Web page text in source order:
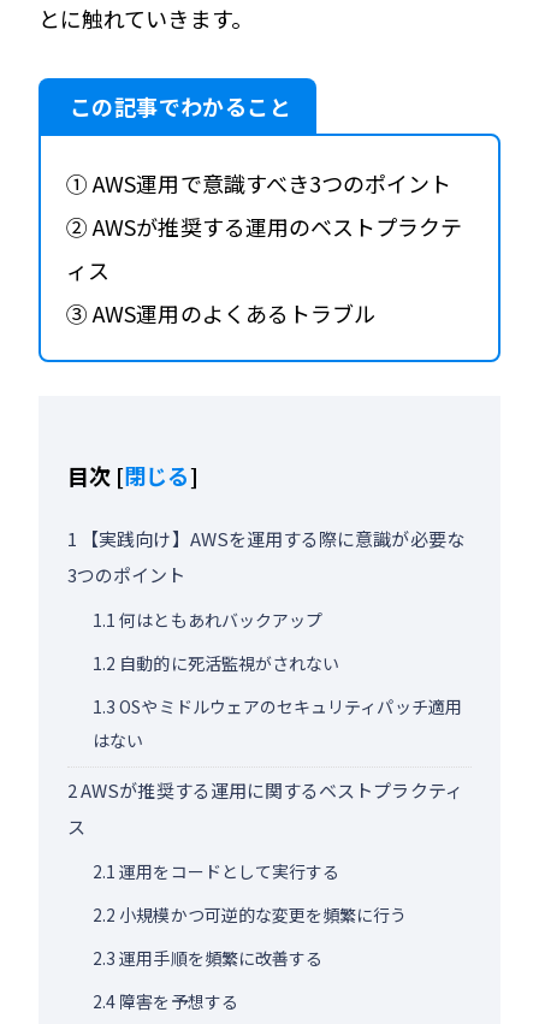
とに触れていきます。
この記事でわかること
① AWS運用で意識すべき3つのポイント
② AWSが推奨する運用のベストプラクテ
ィス
③ AWS運用のよくあるトラブル
目次 [閉じる]
1 【実践向け】AWSを運用する際に意識が必要な
3つのポイント
1.1 何はともあれバックアップ
1.2 自動的に死活監視がされない
1.3 OSやミドルウェアのセキュリティパッチ適用
はない
2AWSが推奨する運用に関するベストプラクティ
ス
2.1 運用をコードとして実行する
2.2 小規模かつ可逆的な変更を頻繁に行う
2.3 運用手順を頻繁に改善する
2.4 障害を予想する